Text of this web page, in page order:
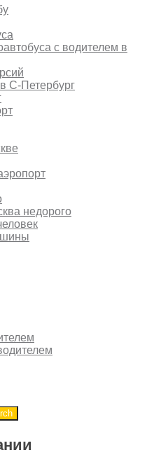
с водителем в
С-Петербург
недорого